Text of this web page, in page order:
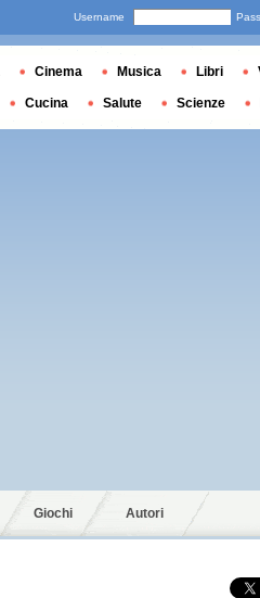
Giochi Autori
Username
Cinema Musica Libri
Cucina Salute Scienze